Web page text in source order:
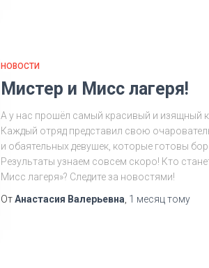
НОВОСТИ
Мистер и Мисс лагеря!
А у нас прошёл самый красивый и изящный
Каждый отряд представил свою
и обаятельных девушек, которые готовы
Результаты узнаем совсем скоро! Кто
Мисс лагеря»? Следите за новостями!
ОтАнастасия Валерьевна 1 месяц тому